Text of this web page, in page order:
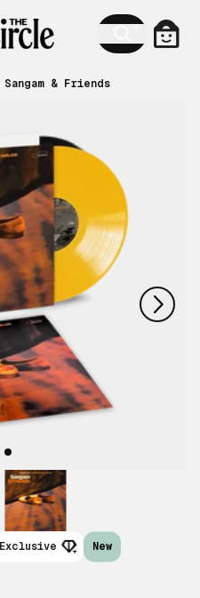
Sangam & Friends
nächstes
Exclusive New